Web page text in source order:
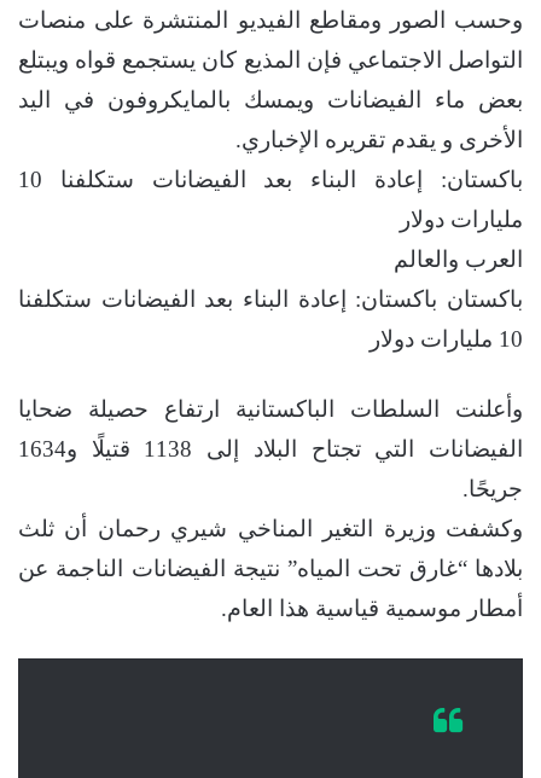
وحسب الصور ومقاطع الفيديو المنتشرة على منصات
التواصل الاجتماعي فإن المذيع كان يستجمع قواه ويبتلع
بعض ماء الفيضانات ويمسك بالمايكروفون في اليد
الأخرى و يقدم تقريره الإخباري.
باكستان: إعادة البناء بعد الفيضانات ستكلفنا 10
مليارات دولار
العرب والعالم
باكستان باكستان: إعادة البناء بعد الفيضانات ستكلفنا
10 مليارات دولار
وأعلنت السلطات الباكستانية ارتفاع حصيلة ضحايا
الفيضانات التي تجتاح البلاد إلى 1138 قتيلًا و1634
جريحًا.
وكشفت وزيرة التغير المناخي شيري رحمان أن ثلث
بلادها “غارق تحت المياه” نتيجة الفيضانات الناجمة عن
أمطار موسمية قياسية هذا العام.